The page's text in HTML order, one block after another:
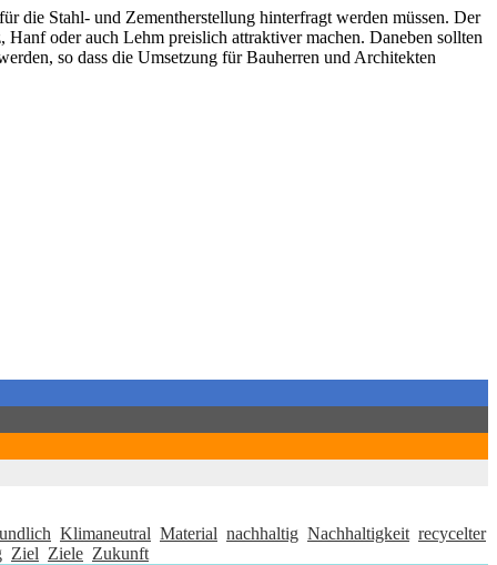
die Stahl- und Zementherstellung hinterfragt werden müssen. Der
oder auch Lehm preislich attraktiver machen. Daneben sollten
so dass die Umsetzung für Bauherren und Architekten
Klimaneutral Material nachhaltig Nachhaltigkeit recycelter
Ziel Ziele Zukunft